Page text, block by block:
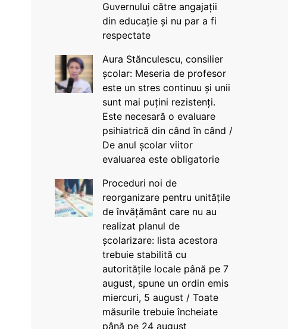
Guvernului către angajații
din educație și nu par a fi
respectate
Aura Stănculescu, consilier
școlar: Meseria de profesor
este un stres continuu și unii
sunt mai puțini rezistenți.
Este necesară o evaluare
psihiatrică din când în când /
De anul școlar viitor
evaluarea este obligatorie
Proceduri noi de
reorganizare pentru unitățile
de învățământ care nu au
realizat planul de
școlarizare: lista acestora
trebuie stabilită cu
autoritățile locale până pe 7
august, spune un ordin emis
miercuri, 5 august / Toate
măsurile trebuie încheiate
până pe 24 august